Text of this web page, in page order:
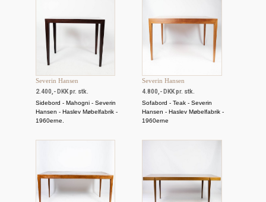
Severin Hansen
2.400,- DKK pr. stk.
Sidebord - Mahogni - Severin
Hansen - Haslev Møbelfabrik -
1960erne.
Severin Hansen
4.800,- DKK pr. stk.
Sofabord - Teak - Severin
Hansen - Haslev Møbelfabrik -
1960erne